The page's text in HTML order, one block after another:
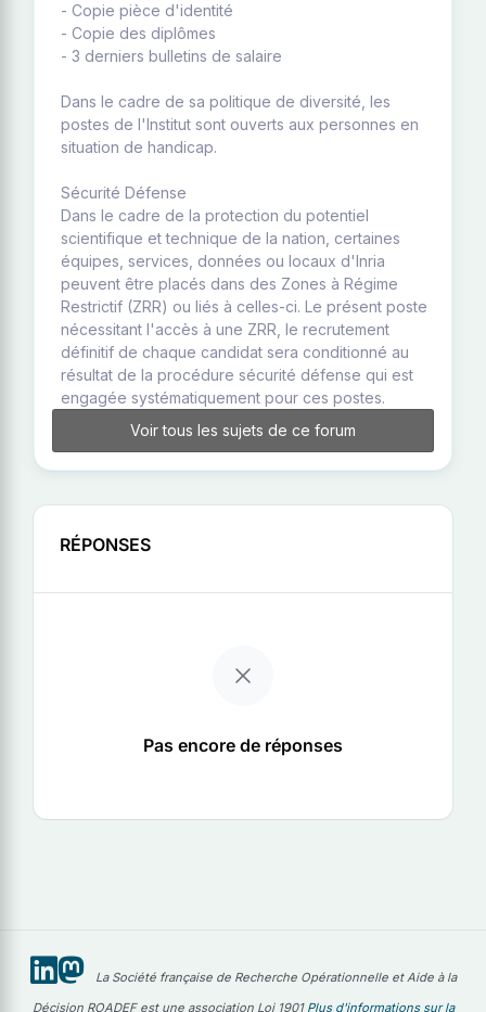
- Copie pièce d'identité
- Copie des diplômes
- 3 derniers bulletins de salaire
Dans le cadre de sa politique de diversité, les
postes de l'Institut sont ouverts aux personnes en
situation de handicap.
Sécurité Défense
Dans le cadre de la protection du potentiel
scientifique et technique de la nation, certaines
équipes, services, données ou locaux d'Inria
peuvent être placés dans des Zones à Régime
Restrictif (ZRR) ou liés à celles-ci. Le présent poste
nécessitant l'accès à une ZRR, le recrutement
définitif de chaque candidat sera conditionné au
résultat de la procédure sécurité défense qui est
engagée systématiquement pour ces postes.
Voir tous les sujets de ce forum
RÉPONSES
Pas encore de réponses
La Société française de Recherche Opérationnelle et Aide à la
Décision ROADEF est une association Loi 1901 Plus d'informations sur la